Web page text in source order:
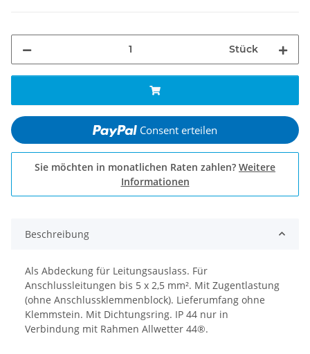
Stück
Consent erteilen
Sie möchten in monatlichen Raten zahlen? Weitere
Informationen
Beschreibung
Als Abdeckung für Leitungsauslass. Für
Anschlussleitungen bis 5 x 2,5 mm². Mit Zugentlastung
(ohne Anschlussklemmenblock). Lieferumfang ohne
Klemmstein. Mit Dichtungsring. IP 44 nur in
Verbindung mit Rahmen Allwetter 44®.